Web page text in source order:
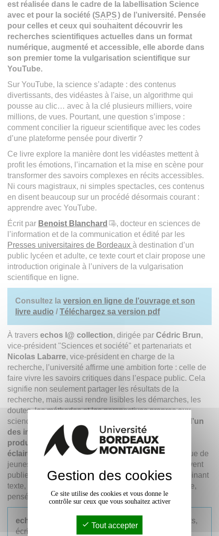
est réalisée dans le cadre de la labellisation Science
avec et pour la société (SAPS) de l’université. Pensée
pour celles et ceux qui souhaitent découvrir les
recherches scientifiques actuelles dans un format
numérique, augmenté et accessible, elle aborde dans
son premier tome la vulgarisation scientifique sur
YouTube.
Sur YouTube, la science s’adapte : des contenus
divertissants, des vidéastes à l'aise, un algorithme qui
pousse au clic… avec à la clé plusieurs milliers, voire
millions, de vues. Pourtant, une question s’impose :
comment concilier la rigueur scientifique avec les codes
d’une plateforme pensée pour divertir ?
Ce livre explore la manière dont les vidéastes mettent à
profit les émotions, l’incarnation et la mise en scène pour
transformer des savoirs complexes en récits accessibles.
Ni cours magistraux, ni simples spectacles, ces contenus
en disent beaucoup sur un procédé désormais courant :
apprendre avec YouTube.
Écrit par Benoist Blanchard
, docteur en sciences de
l’information et de la communication et édité par les
Presses universitaires de Bordeaux à destination d’un
public lycéen et adulte, ce texte court et clair propose une
introduction originale à l’univers de la vulgarisation
scientifique en ligne.
Consultez la version en ligne de l’ouvrage et son
livre audio / Téléchargez sa version pdf
À travers echos l@ collection, dirigée par Cédric Brun,
vice-président "Sciences et société" et partenariats et
Nicolas Labarre, vice-président en charge de la
recherche, l’université affirme une ambition forte : celle de
faire vivre les savoirs critiques dans l’espace public. Cela
signifie non seulement partager les résultats de la
recherche, mais aussi rendre lisibles les démarches, les
doutes, les méthodes et les perspectives propres aux
sciences humaines et sociales.
Cette collection est l’un
des instruments de la politiqueSAPS, qui articule
production de connaissances, diffusion, et débat
éclairé au sein de la cité. C’est dans cette optique que de
jeunes docteurs ou des enseignants-chercheurs peuvent
publier leurs travaux dans des formes ouvertes, combinant
texte, vidéo, image et lien avec les acteurs du territoire,
pensés pour une diffusion large.
echos
constitue un fil rouge pour différents supports,
écrits ou enrichis par la communauté scientifique,
Gestion des cookies
Ce site utilise des cookies et vous donne le
contrôle sur ceux que vous souhaitez activer
Tout accepter